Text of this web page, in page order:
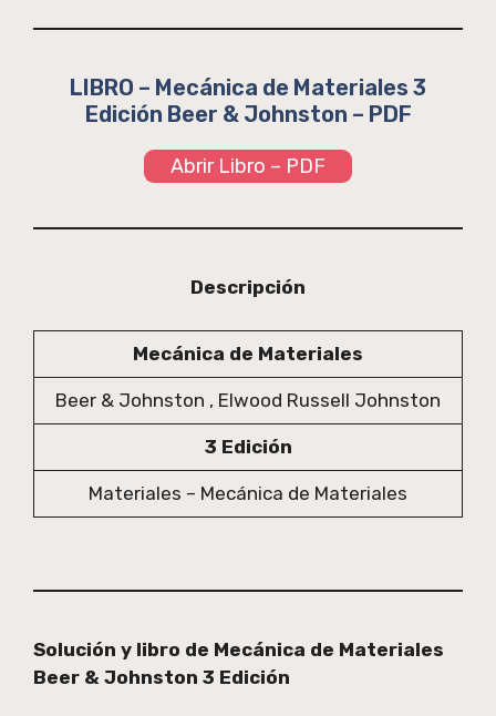
LIBRO – Mecánica de Materiales 3
Edición Beer & Johnston – PDF
Abrir Libro – PDF
Descripción
Mecánica de Materiales
Beer & Johnston , Elwood Russell Johnston
3 Edición
Materiales – Mecánica de Materiales
Solución y libro de Mecánica de Materiales
Beer & Johnston 3 Edición